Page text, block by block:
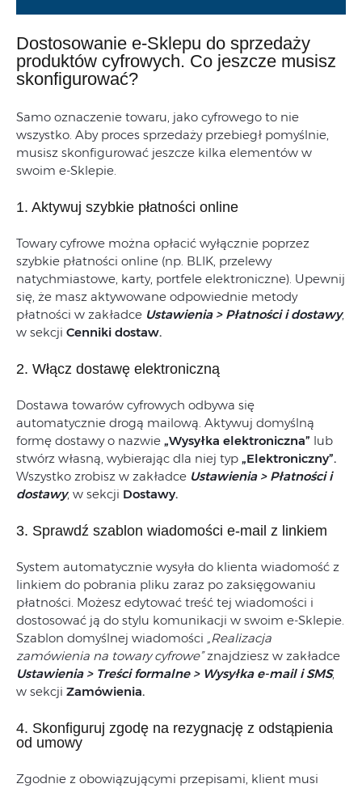
Dostosowanie e-Sklepu do sprzedaży
produktów cyfrowych. Co jeszcze musisz
skonfigurować?
Samo oznaczenie towaru, jako cyfrowego to nie
wszystko. Aby proces sprzedaży przebiegł pomyślnie,
musisz skonfigurować jeszcze kilka elementów w
swoim e-Sklepie.
1. Aktywuj szybkie płatności online
Towary cyfrowe można opłacić wyłącznie poprzez
szybkie płatności online (np. BLIK, przelewy
natychmiastowe, karty, portfele elektroniczne). Upewnij
się, że masz aktywowane odpowiednie metody
płatności w zakładce Ustawienia > Płatności i dostawy,
w sekcji Cenniki dostaw.
2. Włącz dostawę elektroniczną
Dostawa towarów cyfrowych odbywa się
automatycznie drogą mailową. Aktywuj domyślną
formę dostawy o nazwie „Wysyłka elektroniczna” lub
stwórz własną, wybierając dla niej typ „Elektroniczny”.
Wszystko zrobisz w zakładce Ustawienia > Płatności i
dostawy, w sekcji Dostawy.
3. Sprawdź szablon wiadomości e-mail z linkiem
System automatycznie wysyła do klienta wiadomość z
linkiem do pobrania pliku zaraz po zaksięgowaniu
płatności. Możesz edytować treść tej wiadomości i
dostosować ją do stylu komunikacji w swoim e-Sklepie.
Szablon domyślnej wiadomości „Realizacja
zamówienia na towary cyfrowe”znajdziesz w zakładce
Ustawienia > Treści formalne > Wysyłka e-mail i SMS,
w sekcji Zamówienia.
4. Skonfiguruj zgodę na rezygnację z odstąpienia
od umowy
Zgodnie z obowiązującymi przepisami, klient musi